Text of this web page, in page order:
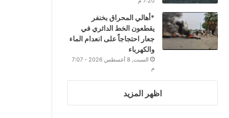
*أهالي المحراق بخنفر
يقطعون الخط الدائري في
جعار احتجاجاً على انعدام الماء
والكهرباء
السبت, 8 أغسطس 2026 - 7:07
م
اظهر المزيد